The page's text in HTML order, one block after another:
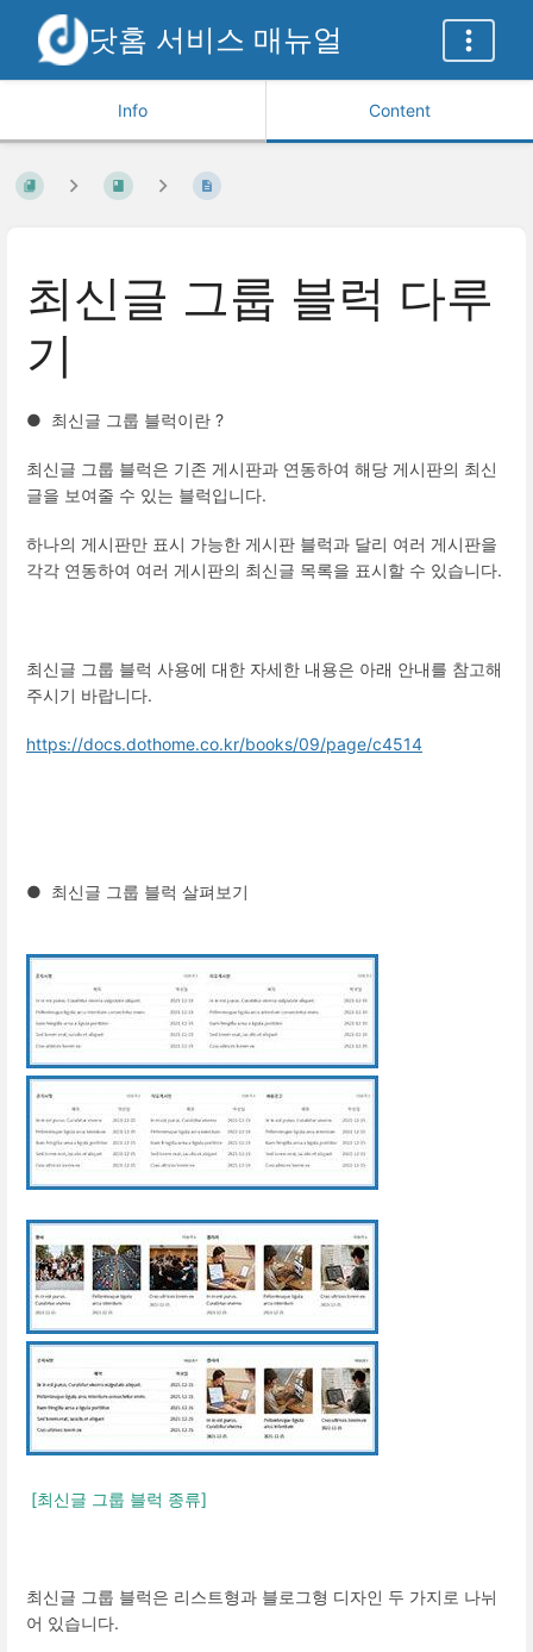
닷홈 서비스 매뉴얼
Info Content
최신글 그룹 블럭 다루
기
● 최신글 그룹 블럭이란 ?
최신글 그룹 블럭은 기존 게시판과 연동하여 해당 게시판의 최신
글을 보여줄 수 있는 블럭입니다.
하나의 게시판만 표시 가능한 게시판 블럭과 달리 여러 게시판을
각각 연동하여 여러 게시판의 최신글 목록을 표시할 수 있습니다.
최신글 그룹 블럭 사용에 대한 자세한 내용은 아래 안내를 참고해
주시기 바랍니다.
https://docs.dothome.co.kr/books/09/page/c4514
● 최신글 그룹 블럭 살펴보기
[최신글 그룹 블럭 종류]
최신글 그룹 블럭은 리스트형과 블로그형 디자인 두 가지로 나뉘
어 있습니다.